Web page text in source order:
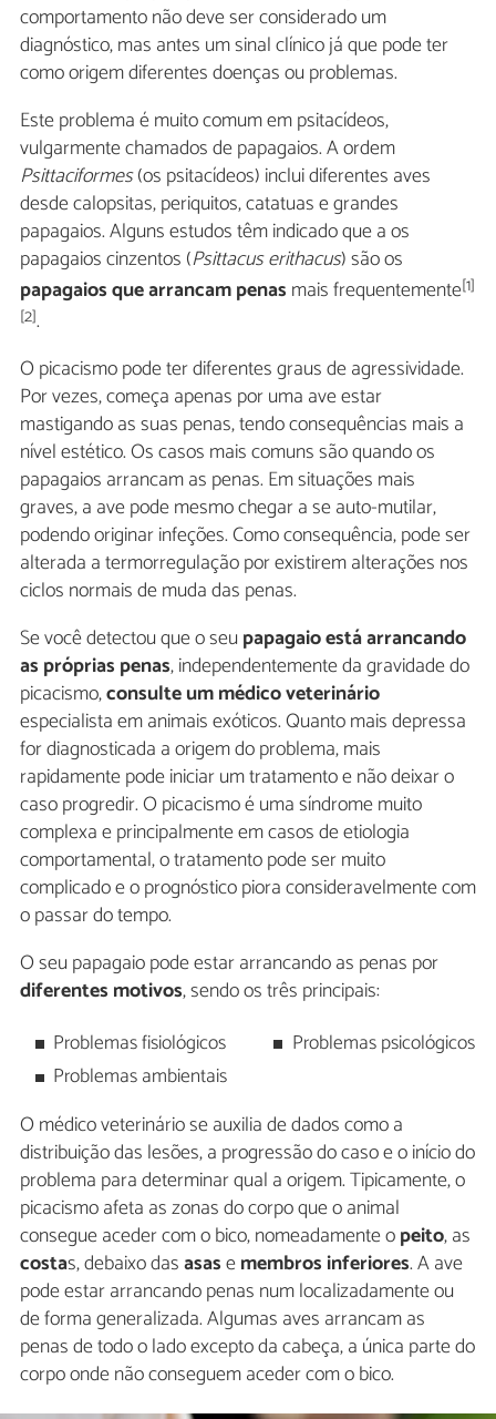
comportamento não deve ser considerado um
diagnóstico, mas antes um sinal clínico já que pode ter
como origem diferentes doenças ou problemas.
Este problema é muito comum em psitacídeos,
vulgarmente chamados de papagaios. A ordem
Psittaciformes(os psitacídeos) inclui diferentes aves
desde calopsitas, periquitos, catatuas e grandes
papagaios. Alguns estudos têm indicado que a os
papagaios cinzentos (Psittacus erithacus) são os
papagaios que arrancam penas mais frequentemente[1]
[2].
O picacismo pode ter diferentes graus de agressividade.
Por vezes, começa apenas por uma ave estar
mastigando as suas penas, tendo consequências mais a
nível estético. Os casos mais comuns são quando os
papagaios arrancam as penas. Em situações mais
graves, a ave pode mesmo chegar a se auto-mutilar,
podendo originar infeções. Como consequência, pode ser
alterada a termorregulação por existirem alterações nos
ciclos normais de muda das penas.
Se você detectou que o seupapagaio está arrancando
as próprias penas, independentemente da gravidade do
picacismo,consulte um médico veterinário
especialista em animais exóticos. Quanto mais depressa
for diagnosticada a origem do problema, mais
rapidamente pode iniciar um tratamento e não deixar o
caso progredir. O picacismo é uma síndrome muito
complexa e principalmente em casos de etiologia
comportamental, o tratamento pode ser muito
complicado e o prognóstico piora consideravelmente com
o passar do tempo.
O seu papagaio pode estar arrancando as penas por
diferentes motivos, sendo os três principais:
Problemas fisiológicos
Problemas ambientais
Problemas psicológicos
O médico veterinário se auxilia de dados como a
distribuição das lesões, a progressão do caso e o início do
problema para determinar qual a origem. Tipicamente, o
picacismo afeta as zonas do corpo que o animal
consegue aceder com o bico, nomeadamente opeito, as
costas, debaixo dasasasemembros inferiores. A ave
pode estar arrancando penas num localizadamente ou
de forma generalizada. Algumas aves arrancam as
penas de todo o lado excepto da cabeça, a única parte do
corpo onde não conseguem aceder com o bico.